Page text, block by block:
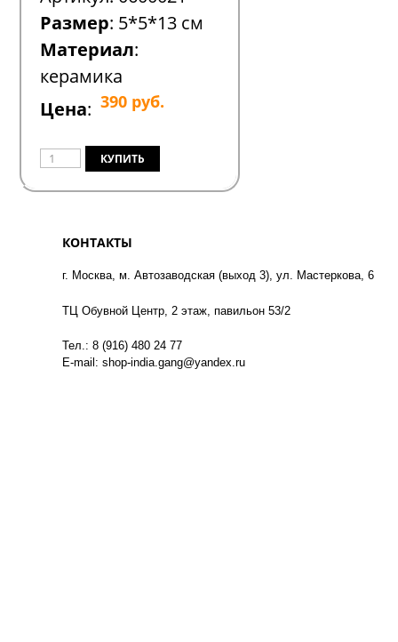
Размер: 5*5*13 см
Материал:
керамика
Цена: 390 руб.
КОНТАКТЫ
г. Москва, м. Автозаводская (выход 3), ул. Мастеркова, 6
ТЦ Обувной Центр, 2 этаж, павильон 53/2
Тел.: 8 (916) 480 24 77
E-mail: shop-india.gang@yandex.ru